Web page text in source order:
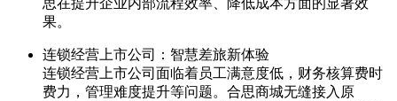
思在提升企业内部流程效率、降低成本方面的显著效
果。
连锁经营上市公司：智慧差旅新体验
连锁经营上市公司面临着员工满意度低，财务核算费时
费力，管理难度提升等问题。合思商城无缝接入原